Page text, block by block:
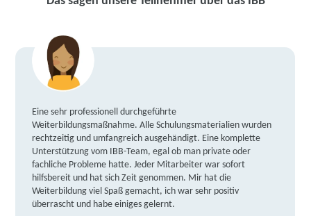
Eine sehr professionell durchgeführte
Weiterbildungsmaßnahme. Alle Schulungsmaterialien wurden
rechtzeitig und umfangreich ausgehändigt. Eine komplette
Unterstützung vom IBB-Team, egal ob man private oder
fachliche Probleme hatte. Jeder Mitarbeiter war sofort
hilfsbereit und hat sich Zeit genommen. Mir hat die
Weiterbildung viel Spaß gemacht, ich war sehr positiv
überrascht und habe einiges gelernt.